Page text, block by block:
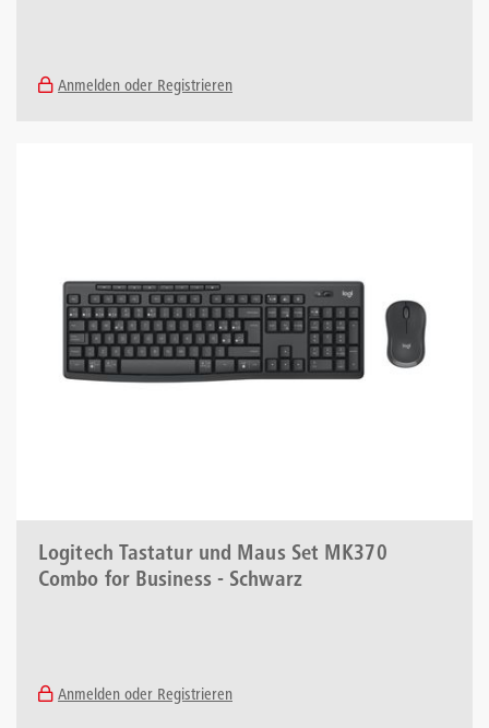
Anmelden oder Registrieren
Logitech Tastatur und Maus Set MK370
Combo for Business - Schwarz
Anmelden oder Registrieren